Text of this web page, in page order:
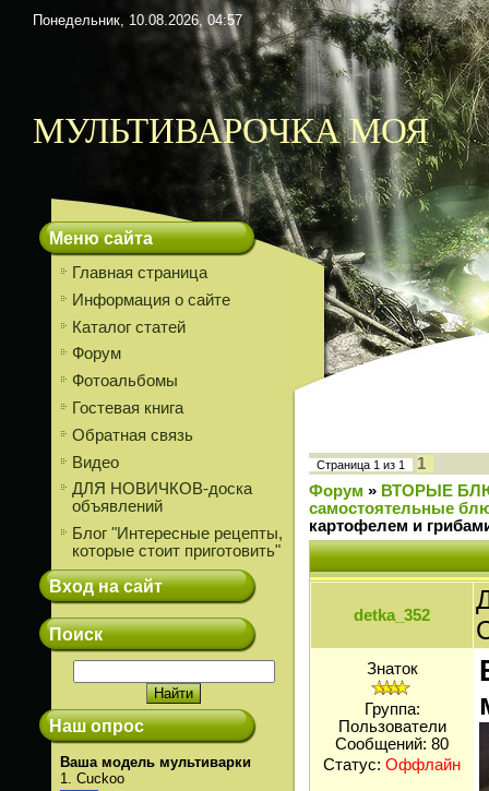
Понедельник, 10.08.2026, 04:57
МУЛЬТИВАРОЧКА МОЯ
Меню сайта
Главная страница
Информация о сайте
Каталог статей
Форум
Фотоальбомы
Гостевая книга
Обратная связь
Видео
ДЛЯ НОВИЧКОВ-доска
объявлений
Блог "Интересные рецепты,
которые стоит приготовить"
Вход на сайт
Поиск
Наш опрос
Ваша модель мультиварки
1. Cuckoo
Страница 1 из 1
1
Форум » ВТОРЫЕ
самостоятельные
картофелем и
detka_352
Знаток
Группа:
Пользователи
Сообщений: 80
Статус: Оффлайн